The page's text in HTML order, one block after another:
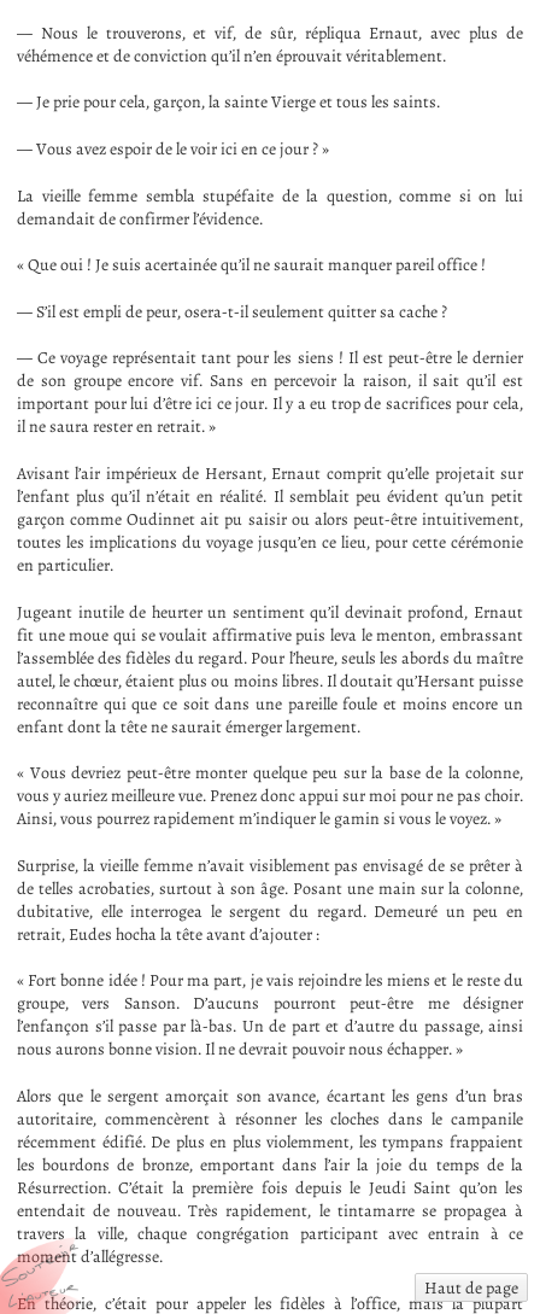
Haut de page
— Nous le trouverons, et vif, de sûr, répliqua Ernaut, avec plus de
véhémence et de conviction qu’il n’en éprouvait véritablement.
— Je prie pour cela, garçon, la sainte Vierge et tous les saints.
— Vous avez espoir de le voir ici en ce jour ? »
La vieille femme sembla stupéfaite de la question, comme si on lui
demandait de confirmer l’évidence.
« Que oui ! Je suis acertainée qu’il ne saurait manquer pareil office !
— S’il est empli de peur, osera-t-il seulement quitter sa cache ?
— Ce voyage représentait tant pour les siens ! Il est peut-être le dernier
de son groupe encore vif. Sans en percevoir la raison, il sait qu’il est
important pour lui d’être ici ce jour. Il y a eu trop de sacrifices pour cela,
il ne saura rester en retrait. »
Avisant l’air impérieux de Hersant, Ernaut comprit qu’elle projetait sur
l’enfant plus qu’il n’était en réalité. Il semblait peu évident qu’un petit
garçon comme Oudinnet ait pu saisir ou alors peut-être intuitivement,
toutes les implications du voyage jusqu’en ce lieu, pour cette cérémonie
en particulier.
Jugeant inutile de heurter un sentiment qu’il devinait profond, Ernaut
fit une moue qui se voulait affirmative puis leva le menton, embrassant
l’assemblée des fidèles du regard. Pour l’heure, seuls les abords du maître
autel, le chœur, étaient plus ou moins libres. Il doutait qu’Hersant puisse
reconnaître qui que ce soit dans une pareille foule et moins encore un
enfant dont la tête ne saurait émerger largement.
« Vous devriez peut-être monter quelque peu sur la base de la colonne,
vous y auriez meilleure vue. Prenez donc appui sur moi pour ne pas choir.
Ainsi, vous pourrez rapidement m’indiquer le gamin si vous le voyez. »
Surprise, la vieille femme n’avait visiblement pas envisagé de se prêter à
de telles acrobaties, surtout à son âge. Posant une main sur la colonne,
dubitative, elle interrogea le sergent du regard. Demeuré un peu en
retrait, Eudes hocha la tête avant d’ajouter :
« Fort bonne idée ! Pour ma part, je vais rejoindre les miens et le reste du
groupe, vers Sanson. D’aucuns pourront peut-être me désigner
l’enfançon s’il passe par là-bas. Un de part et d’autre du passage, ainsi
nous aurons bonne vision. Il ne devrait pouvoir nous échapper. »
Alors que le sergent amorçait son avance, écartant les gens d’un bras
autoritaire, commencèrent à résonner les cloches dans le campanile
récemment édifié. De plus en plus violemment, les tympans frappaient
les bourdons de bronze, emportant dans l’air la joie du temps de la
Résurrection. C’était la première fois depuis le Jeudi Saint qu’on les
entendait de nouveau. Très rapidement, le tintamarre se propagea à
travers la ville, chaque congrégation participant avec entrain à ce
moment d’allégresse.
En théorie, c’était pour appeler les fidèles à l’office, mais la plupart